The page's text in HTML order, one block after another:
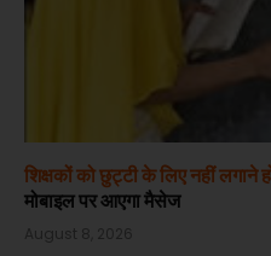
शिक्षकों को छुट्टी के लिए नहीं लगाने
मोबाइल पर आएगा मैसेज
August 8, 2026